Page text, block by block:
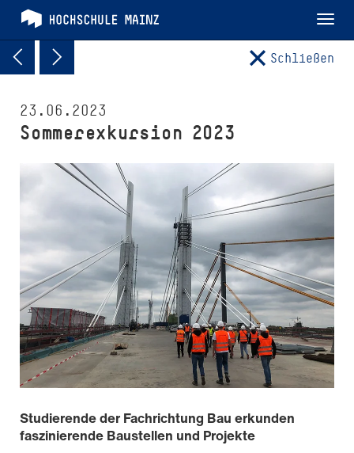
Schließen
23.06.2023
Sommerexkursion 2023
Studierende der Fachrichtung Bau erkunden
faszinierende Baustellen und Projekte